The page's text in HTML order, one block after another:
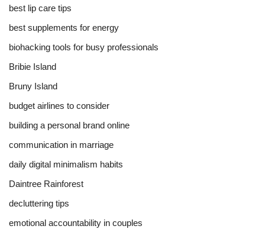
best lip care tips
best supplements for energy
biohacking tools for busy professionals
Bribie Island
Bruny Island
budget airlines to consider
building a personal brand online
communication in marriage
daily digital minimalism habits
Daintree Rainforest
decluttering tips
emotional accountability in couples